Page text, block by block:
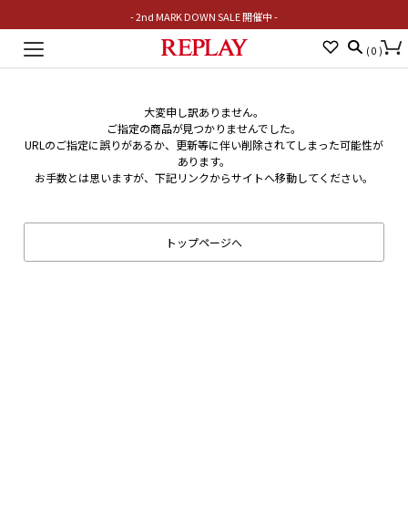
- 2nd MARK DOWN SALE 開催中 -
Toggle
( 0 )
大変申し訳ありません。
ご指定の商品が見つかりませんでした。
URLのご指定に誤りがあるか、更新等に伴い削除されてしまった可能性が
あります。
お手数とは思いますが、下記リンクからサイトへ移動してください。
トップページへ